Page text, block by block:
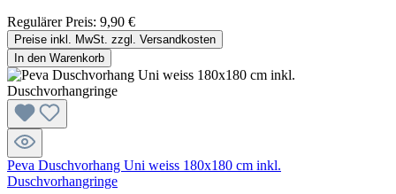
Regulärer Preis: 9,90 €
Preise inkl. MwSt. zzgl. Versandkosten
In den Warenkorb
Peva Duschvorhang Uni weiss 180x180 cm inkl.
Duschvorhangringe